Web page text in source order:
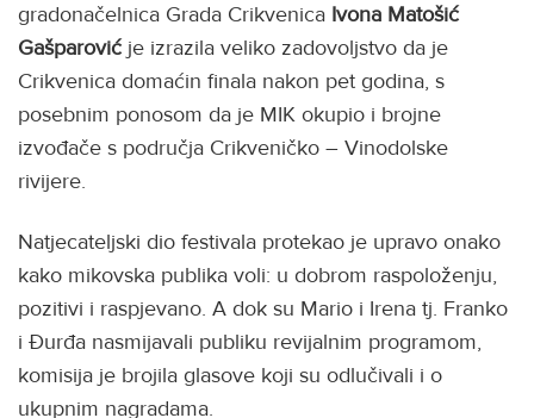
gradonačelnica Grada Crikvenica Ivona Matošić
Gašparović je izrazila veliko zadovoljstvo da je
Crikvenica domaćin finala nakon pet godina, s
posebnim ponosom da je MIK okupio i brojne
izvođače s područja Crikveničko – Vinodolske
rivijere.
Natjecateljski dio festivala protekao je upravo onako
kako mikovska publika voli: u dobrom raspoloženju,
pozitivi i raspjevano. A dok su Mario i Irena tj. Franko
i Đurđa nasmijavali publiku revijalnim programom,
komisija je brojila glasove koji su odlučivali i o
ukupnim nagradama.